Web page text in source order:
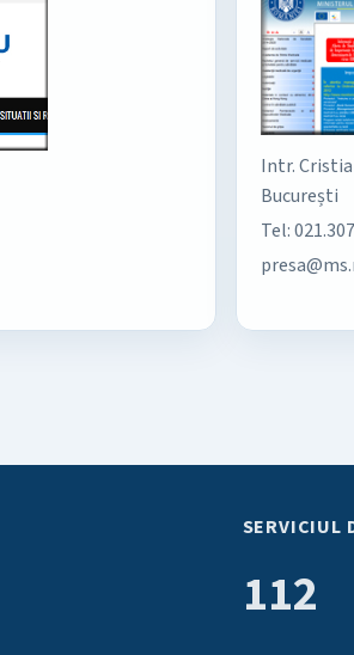
Intr.
București
Tel:
SERVICIUL
112